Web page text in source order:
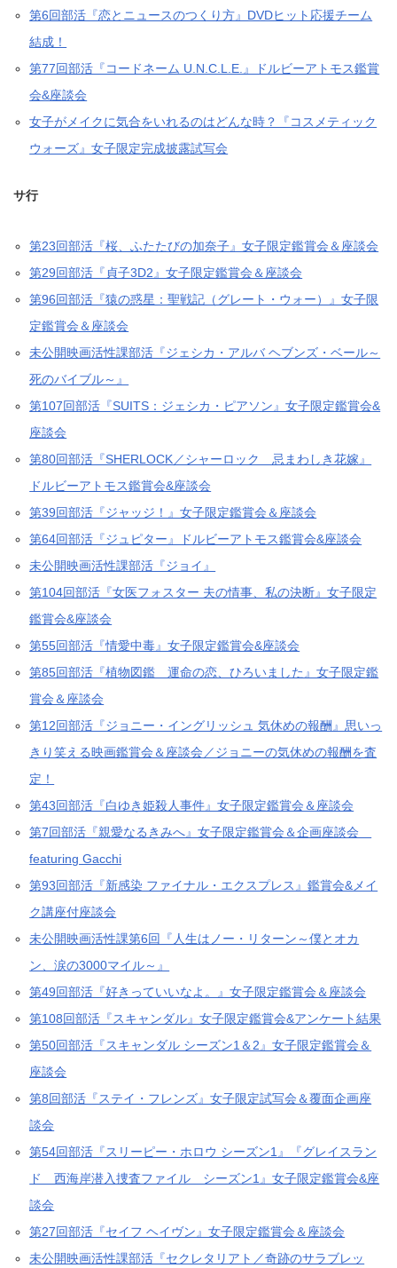
第6回部活『恋とニュースのつくり方』DVDヒット応援チーム
結成！
第77回部活『コードネーム U.N.C.L.E.』ドルビーアトモス鑑賞
会&座談会
女子がメイクに気合をいれるのはどんな時？『コスメティック
ウォーズ』女子限定完成披露試写会
サ行
第23回部活『桜、ふたたびの加奈子』女子限定鑑賞会＆座談会
第29回部活『貞子3D2』女子限定鑑賞会＆座談会
第96回部活『猿の惑星：聖戦記（グレート・ウォー）』女子限
定鑑賞会＆座談会
未公開映画活性課部活『ジェシカ・アルバ ヘブンズ・ベール～
死のバイブル～』
第107回部活『SUITS：ジェシカ・ピアソン』女子限定鑑賞会&
座談会
第80回部活『SHERLOCK／シャーロック 忌まわしき花嫁』
ドルビーアトモス鑑賞会&座談会
第39回部活『ジャッジ！』女子限定鑑賞会＆座談会
第64回部活『ジュピター』ドルビーアトモス鑑賞会&座談会
未公開映画活性課部活『ジョイ』
第104回部活『女医フォスター 夫の情事、私の決断』女子限定
鑑賞会&座談会
第55回部活『情愛中毒』女子限定鑑賞会&座談会
第85回部活『植物図鑑 運命の恋、ひろいました』女子限定鑑
賞会＆座談会
第12回部活『ジョニー・イングリッシュ 気休めの報酬』思いっ
きり笑える映画鑑賞会＆座談会／ジョニーの気休めの報酬を査
定！
第43回部活『白ゆき姫殺人事件』女子限定鑑賞会＆座談会
第7回部活『親愛なるきみへ』女子限定鑑賞会＆企画座談会
featuring Gacchi
第93回部活『新感染 ファイナル・エクスプレス』鑑賞会&メイ
ク講座付座談会
未公開映画活性課第6回『人生はノー・リターン～僕とオカ
ン、涙の3000マイル～』
第49回部活『好きっていいなよ。』女子限定鑑賞会＆座談会
第108回部活『スキャンダル』女子限定鑑賞会&アンケート結果
第50回部活『スキャンダル シーズン1＆2』女子限定鑑賞会＆
座談会
第8回部活『ステイ・フレンズ』女子限定試写会＆覆面企画座
談会
第54回部活『スリーピー・ホロウ シーズン1』『グレイスラン
ド 西海岸潜入捜査ファイル シーズン1』女子限定鑑賞会&座
談会
第27回部活『セイフ ヘイヴン』女子限定鑑賞会＆座談会
未公開映画活性課部活『セクレタリアト／奇跡のサラブレッ